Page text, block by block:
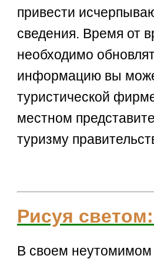
привести
сведения. Время от
необходимо
информацию вы
туристической
местном
туризму
Рисуя
В своем